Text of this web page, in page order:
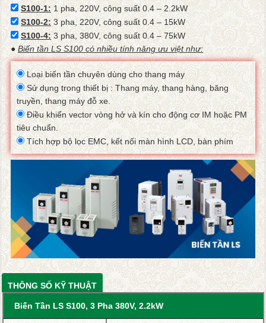
S100-1: 1 pha, 220V, công suất 0.4 – 2.2kW
S100-2:3 pha, 220V, công suất 0.4 – 15kW
S100-4:3 pha, 380V, công suất 0.4 – 75kW
● Biến tần LS S100 có nhiều tính năng ưu việt như:
Loại biến tần chuyên dùng cho thang máy
Sử dụng trong thiết bị : Thang máy, thang hàng, băng
truyền, thang máy đỗ xe.
Điều khiển vector vòng hở và kín cho động cơ IM hoặc PM
tiêu chuẩn.
Tích hợp bộ lọc EMC, kết nối màn hình LCD, bàn phím
THÔNG SỐ KỸ THUẬT
Biến Tần LS S100, 3 Pha 380V, 2.2kW